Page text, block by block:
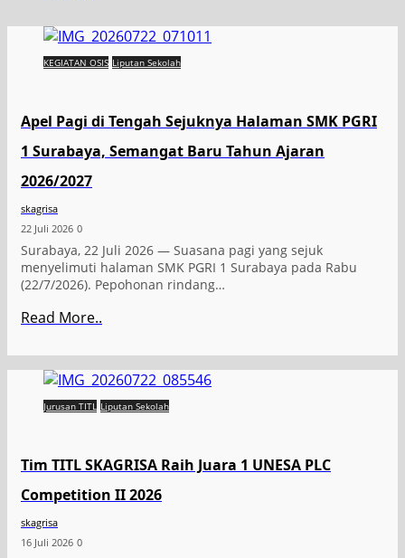
KEGIATAN OSIS Liputan Sekolah
Apel Pagi di Tengah Sejuknya Halaman SMK PGRI
1 Surabaya, Semangat Baru Tahun Ajaran
2026/2027
skagrisa
22 Juli 2026 0
Surabaya, 22 Juli 2026 — Suasana pagi yang sejuk
menyelimuti halaman SMK PGRI 1 Surabaya pada Rabu
(22/7/2026). Pepohonan rindang…
Read More..
Jurusan TITL Liputan Sekolah
Tim TITL SKAGRISA Raih Juara 1 UNESA PLC
Competition II 2026
skagrisa
16 Juli 2026 0